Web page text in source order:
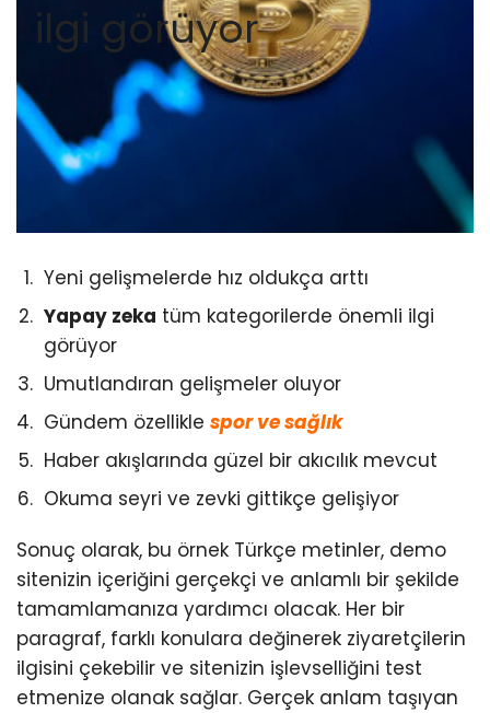
ilgi görüyor
Yeni gelişmelerde hız oldukça arttı
Yapay zeka tüm kategorilerde önemli ilgi
görüyor
Umutlandıran gelişmeler oluyor
Gündem özellikle spor ve sağlık
Haber akışlarında güzel bir akıcılık mevcut
Okuma seyri ve zevki gittikçe gelişiyor
Sonuç olarak, bu örnek Türkçe metinler, demo
sitenizin içeriğini gerçekçi ve anlamlı bir şekilde
tamamlamanıza yardımcı olacak. Her bir
paragraf, farklı konulara değinerek ziyaretçilerin
ilgisini çekebilir ve sitenizin işlevselliğini test
etmenize olanak sağlar. Gerçek anlam taşıyan